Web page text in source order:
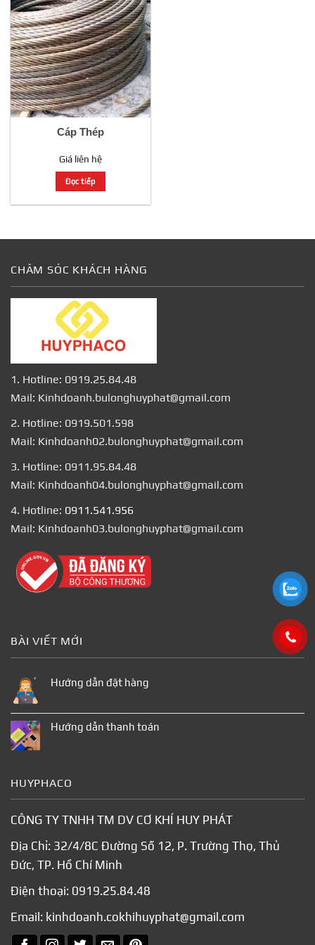
Cáp Thép
Giá liên hệ
Đọc tiếp
CHĂM SÓC KHÁCH HÀNG
1. Hotline: 0919.25.84.48
Mail: Kinhdoanh.bulonghuyphat@gmail.com
2. Hotline: 0919.501.598
Mail: Kinhdoanh02.bulonghuyphat@gmail.com
3. Hotline: 0911.95.84.48
Mail: Kinhdoanh04.bulonghuyphat@gmail.com
4. Hotline: 0911.541.956
Mail: Kinhdoanh03.bulonghuyphat@gmail.com
BÀI VIẾT MỚI
Hướng dẫn đặt hàng
Hướng dẫn thanh toán
HUYPHACO
CÔNG TY TNHH TM DV CƠ KHÍ HUY PHÁT
Địa Chỉ: 32/4/8C Đường Số 12, P. Trường Thọ, Thủ
Đức, TP. Hồ Chí Minh
Điện thoại: 0919.25.84.48
Email: kinhdoanh.cokhihuyphat@gmail.com